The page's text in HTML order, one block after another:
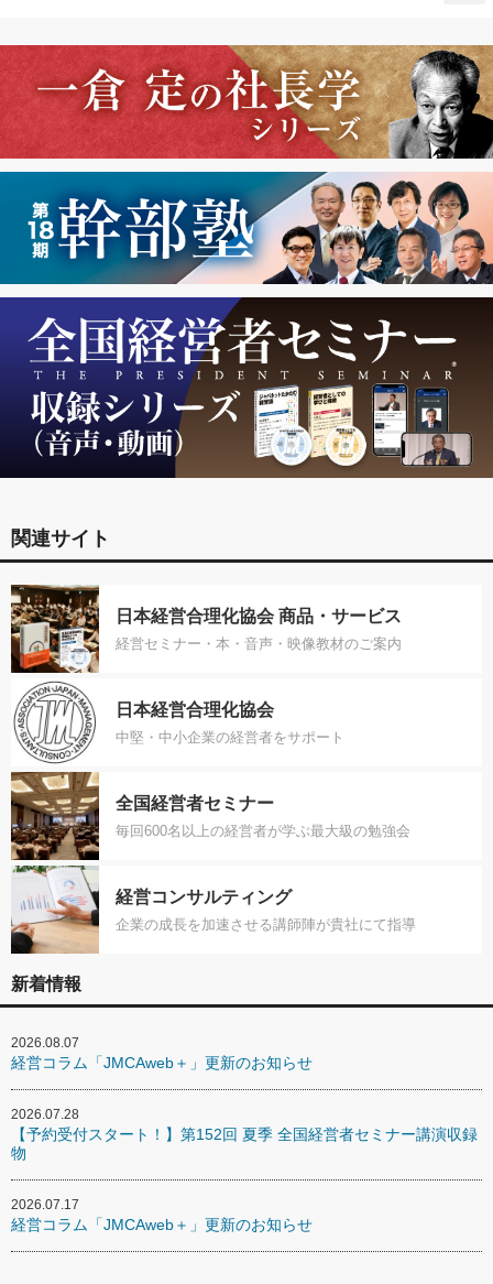
関連サイト
日本経営合理化協会 商品・サービス
経営セミナー・本・音声・映像教材のご案内
日本経営合理化協会
中堅・中小企業の経営者をサポート
全国経営者セミナー
毎回600名以上の経営者が学ぶ最大級の勉強会
経営コンサルティング
企業の成長を加速させる講師陣が貴社にて指導
新着情報
2026.08.07
経営コラム「JMCAweb＋」更新のお知らせ
2026.07.28
【予約受付スタート！】第152回 夏季 全国経営者セミナー講演収録
物
2026.07.17
経営コラム「JMCAweb＋」更新のお知らせ